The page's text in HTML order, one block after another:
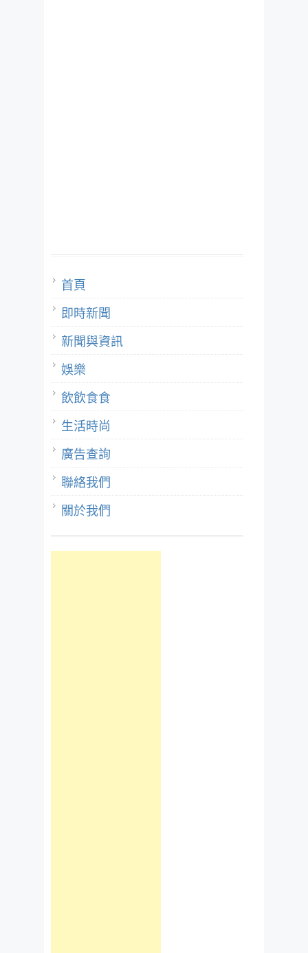
首頁
即時新聞
新聞與資訊
娛樂
飲飲食食
生活時尚
廣告查詢
聯絡我們
關於我們